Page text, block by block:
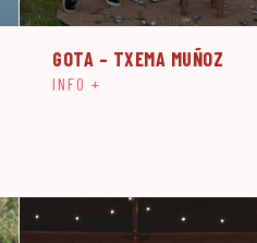
GOTA – TXEMA MUÑOZ
INFO +